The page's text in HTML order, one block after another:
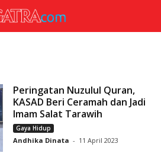
Peringatan Nuzulul Quran,
KASAD Beri Ceramah dan Jadi
Imam Salat Tarawih
Gaya Hidup
Andhika Dinata - 11 April 2023